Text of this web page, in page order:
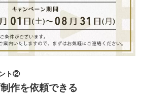
ト②
作を依頼できる